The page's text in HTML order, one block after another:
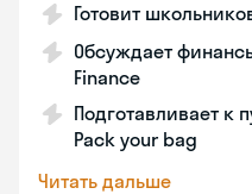
Готовит
Обсуждает
Finance
Подготавливает к
Pack your bag
Читать дальше